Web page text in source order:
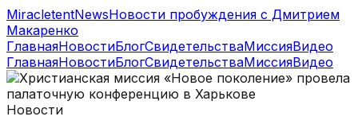
MiracletentNewsНовости пробуждения с Дмитрием
Макаренко
ГлавнаяНовостиБлогСвидетельстваМиссияВидео
ГлавнаяНовостиБлогСвидетельстваМиссияВидео
Новости